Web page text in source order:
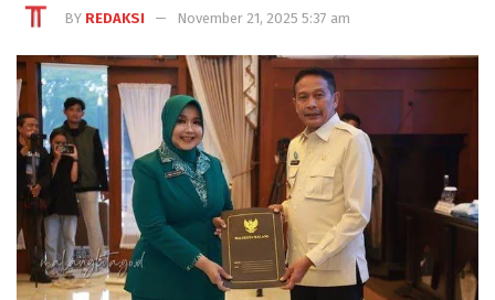
BY REDAKSI November 21, 2025 5:37 am